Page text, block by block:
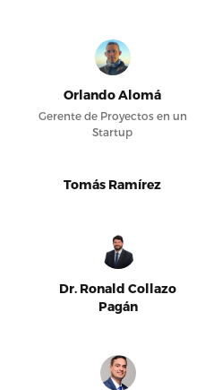
Orlando Alomá
Gerente de Proyectos en un
Startup
Tomás Ramírez
Dr. Ronald Collazo
Pagán